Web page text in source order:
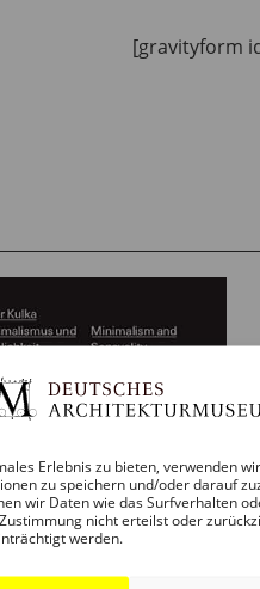
Erlebnis zu bieten, verwenden
zu speichern und/oder darauf
wir Daten wie das Surfverhalten
nicht erteilst oder
werden.
[gravityform